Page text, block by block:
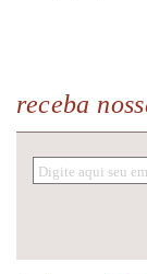
receba